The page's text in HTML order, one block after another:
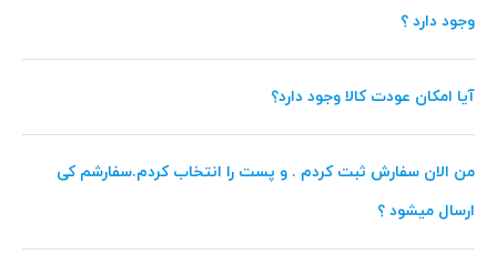
وجود دارد ؟
آیا امکان عودت کالا وجود دارد؟
من الان سفارش ثبت کردم . و پست را انتخاب کردم.سفارشم کی
ارسال میشود ؟